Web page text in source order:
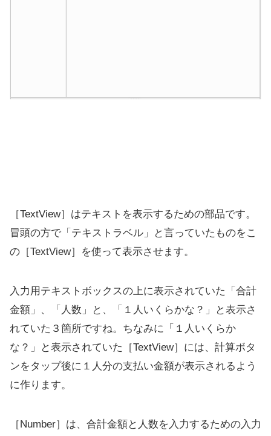
［TextView］はテキストを表示するための部品です。
冒頭の方で「テキストラベル」と言っていたものをこ
の［TextView］を使って表示させます。
入力用テキストボックスの上に表示されていた「合計
金額」、「人数」と、「１人いくらかな？」と表示さ
れていた３箇所ですね。ちなみに「１人いくらか
な？」と表示されていた［TextView］には、計算ボタ
ンをタップ後に１人分の支払い金額が表示されるよう
に作ります。
［Number］は、合計金額と人数を入力するための入力